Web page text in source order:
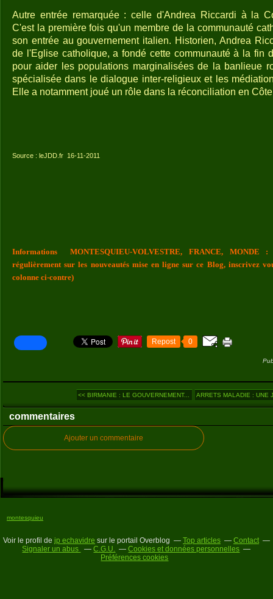
Autre entrée remarquée : celle d'Andrea Riccardi à la
C'est la première fois qu'un membre de la communauté
son entrée au gouvernement italien. Historien, Andrea
de l'Eglise catholique, a fondé cette communauté à la fin
pour aider les populations marginalisées de la banlieue
spécialisée dans le dialogue inter-religieux et les
Elle a notamment joué un rôle dans la réconciliation en
Source : leJDD.fr 16-11-2011
Informations MONTESQUIEU-VOLVESTRE, FRANCE, MONDE
régulièrement sur les nouveautés mise en ligne sur ce Blog, inscrivez
colonne ci-contre)
Repost 0
<< BIRMANIE : LE GOUVERNEMENT... ARRETS MALADIE : UNE
commentaires
Ajouter un commentaire
montesquieu
Voir le profil de jp echavidre sur le portail Overblog Top articles
Contact
Signaler un abus
C.G.U.
Cookies et données personnelles
Préférences cookies